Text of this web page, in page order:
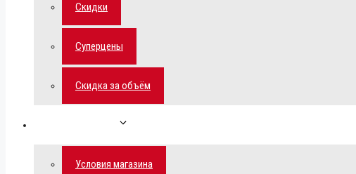
Скидки
Суперцены
Скидка за объём
Условия магазина